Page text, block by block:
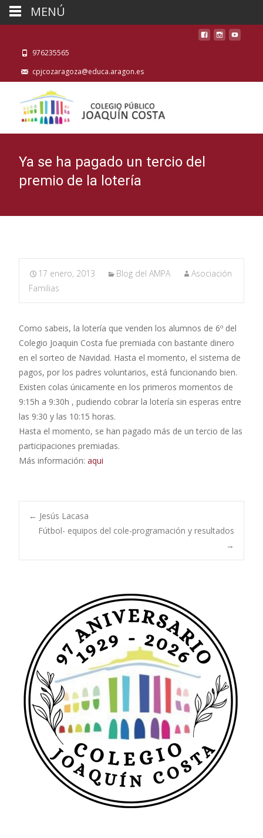
976235565
cpjcozaragoza@educa.aragon.es
Ya se ha pagado un tercio del
premio de la lotería
17 enero, 2013 Blog del AMPA
Asociación
Familias
Como sabeis, la lotería que venden los alumnos de 6º del
Colegio Joaquin Costa fue premiada con bastante dinero
en el sorteo de Navidad. Hasta el momento, el sistema de
pagos, por los padres voluntarios, está funcionando bien.
Existen colas únicamente en los primeros momentos de
9:15h a 9:30h , pudiendo cobrar la lotería sin esperas entre
las 9:30 y las 10:15 horas.
Hasta el momento, se han pagado más de un tercio de las
participaciones premiadas.
Más información: aqui
Navegación
de
entradas
← Jesús Lacasa
Fútbol- equipos del cole-programación y resultados
→
MENÚ